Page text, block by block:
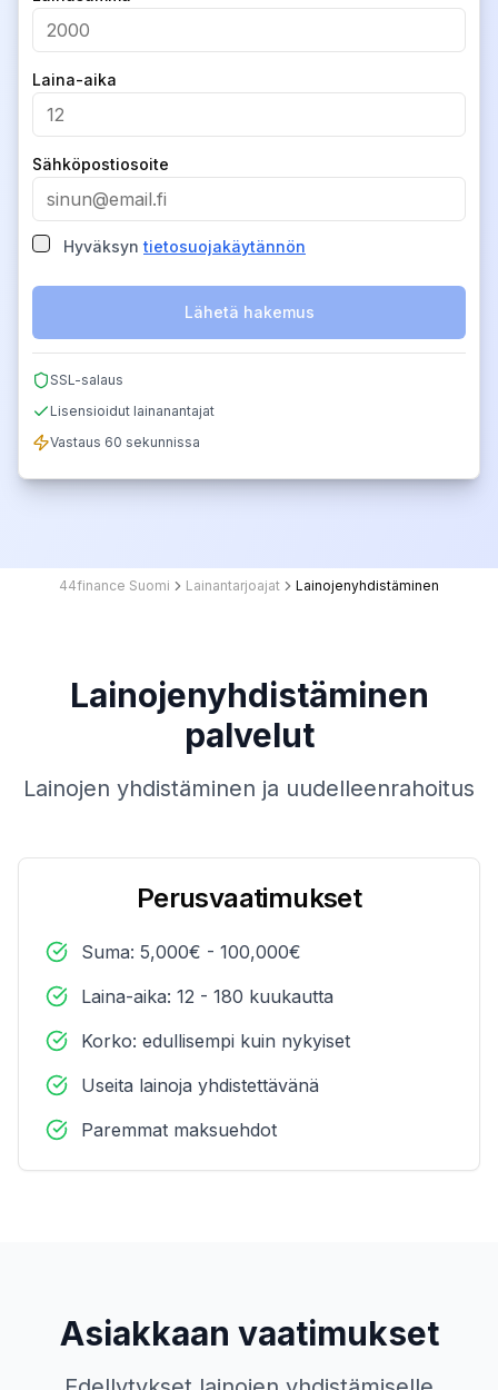
Laina-aika
Sähköpostiosoite
Hyväksyn tietosuojakäytännön
Lähetä hakemus
SSL-salaus
Lisensioidut lainanantajat
Vastaus 60 sekunnissa
44finance Suomi Lainantarjoajat Lainojenyhdistäminen
Lainojenyhdistäminen
palvelut
Lainojen yhdistäminen ja uudelleenrahoitus
Perusvaatimukset
Suma: 5,000€ - 100,000€
Laina-aika: 12 - 180 kuukautta
Korko: edullisempi kuin nykyiset
Useita lainoja yhdistettävänä
Paremmat maksuehdot
Asiakkaan vaatimukset